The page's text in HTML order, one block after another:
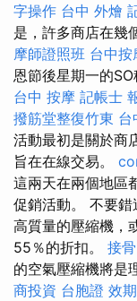
字操作 台中 外燴
是，許多商店在幾
摩師證照班 台中按
恩節後星期一的
台中 按摩 記帳士
撥筋堂整復竹東 台
活動最初是關於商
旨在在線交易。
這兩天在兩個地區
促銷活動。 不要
高質量的壓縮機，
55％的折扣。 接骨
的空氣壓縮機將是
商投資 台胞證 效期